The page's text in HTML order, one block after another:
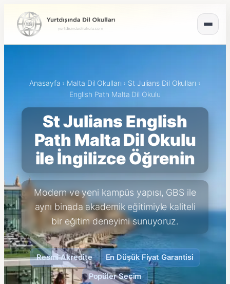
Anasayfa › Malta Dil Okulları › St Julians Dil Okulları ›
English Path Malta Dil Okulu
St Julians English
Path Malta Dil Okulu
ile İngilizce Öğrenin
Modern ve yeni kampüs yapısı, GBS ile
aynı binada akademik eğitimiyle kaliteli
bir eğitim deneyimi sunuyoruz.
Resmi Akredite En Düşük Fiyat Garantisi
Popüler Seçim